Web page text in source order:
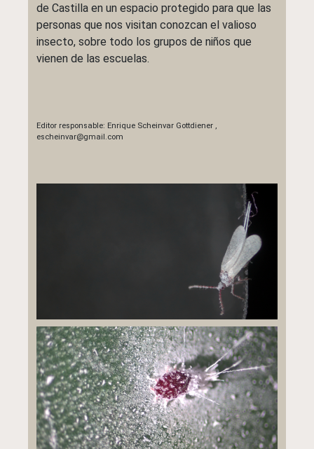
de Castilla en un espacio protegido para que las
personas que nos visitan conozcan el valioso
insecto, sobre todo los grupos de niños que
vienen de las escuelas.
Editor responsable: Enrique Scheinvar Gottdiener ,
escheinvar@gmail.com